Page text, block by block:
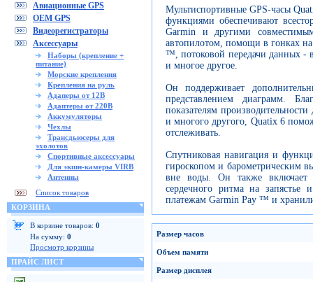
Авиационные GPS
OEM GPS
Видеорегистраторы
Аксессуары
Наборы (крепление +
питание)
Морские крепления
Крепления на руль
Адаперы от 12В
Адаптеры от 220В
Аккумуляторы
Чехлы
Трансдьюсеры для
эхолотов
Спортивные аксессуары
Для экшн-камеры VIRB
Антенны
Список товаров
КОРЗИНА
В корзине товаров: 0
На сумму: 0
Просмотр корзины
ПРАЙС ЛИСТ
Мультиспортивные GPS-часы
функциями обеспечивают
Garmin и другими
автопилотом, помощи в гонках
™, потоковой передачи данных -
и многое другое.
Он поддерживает
представлением диаграмм.
показателям
и многого другого, Quatix 6
отслеживать.
Спутниковая навигация и
гироскопом и барометрическим
вне воды. Он также включает
сердечного ритма на
платежам Garmin Pay ™ и
Размер часов
Объем памяти
Размер дисплея